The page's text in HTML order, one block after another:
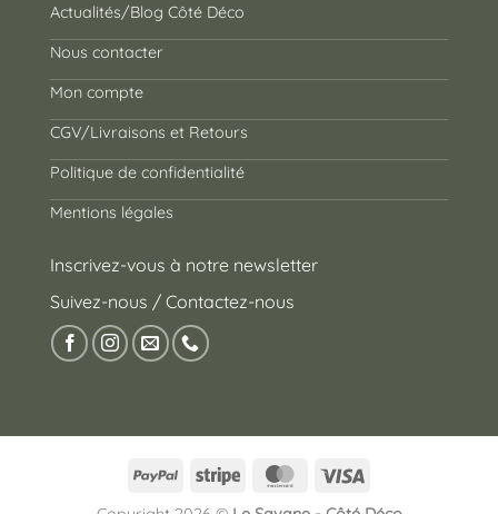
Actualités/Blog Côté Déco
Nous contacter
Mon compte
CGV/Livraisons et Retours
Politique de confidentialité
Mentions légales
Inscrivez-vous à notre newsletter
Suivez-nous / Contactez-nous
PayPal Stripe MasterCard